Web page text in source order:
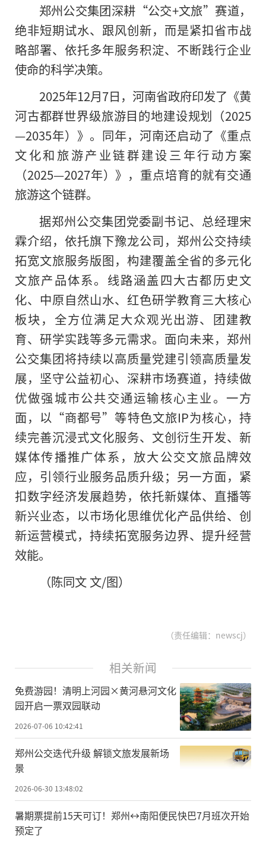
郑州公交集团深耕“公交+文旅”赛道，
绝非短期试水、跟风创新，而是紧扣省市战
略部署、依托多年服务积淀、不断践行企业
使命的科学决策。
2025年12月7日，河南省政府印发了《黄
河古都群世界级旅游目的地建设规划（2025
—2035年）》。同年，河南还启动了《重点
文化和旅游产业链群建设三年行动方案
（2025—2027年）》，重点培育的就有交通
旅游这个链群。
据郑州公交集团党委副书记、总经理宋
霖介绍，依托旗下豫龙公司，郑州公交持续
拓宽文旅服务版图，构建覆盖全省的多元化
文旅产品体系。线路涵盖四大古都历史文
化、中原自然山水、红色研学教育三大核心
板块，全方位满足大众观光出游、团建教
育、研学实践等多元需求。面向未来，郑州
公交集团将持续以高质量党建引领高质量发
展，坚守公益初心、深耕市场赛道，持续做
优做强城市公共交通运输核心主业。一方
面，以“商都号”等特色文旅IP为核心，持
续完善沉浸式文化服务、文创衍生开发、新
媒体传播推广体系，放大公交文旅品牌效
应，引领行业服务品质升级；另一方面，紧
扣数字经济发展趋势，依托新媒体、直播等
新兴业态，以市场化思维优化产品供给、创
新运营模式，持续拓宽服务边界、提升经营
效能。
（陈同文 文/图）
（责任编辑：newscj）
相关新闻
免费游园！清明上河园×黄河悬河文化
园开启一票双园联动
2026-07-06 10:42:41
郑州公交迭代升级 解锁文旅发展新场
景
2026-06-30 13:48:02
暑期票提前15天可订！郑州↔南阳便民快巴7月班次开始
预定了